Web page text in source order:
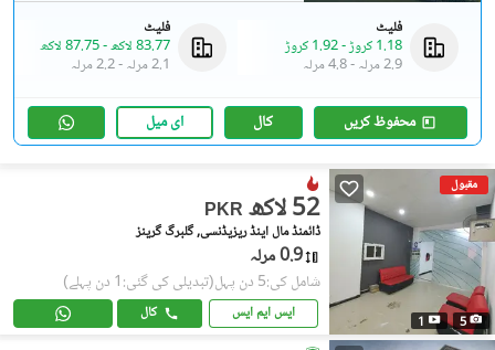
فلیٹ
1.18 کروڑ
-1.92 کروڑ
2.9 مرلہ
-4.8 مرلہ
فلیٹ
83.77 لاکھ
-87.75 لاکھ
2.1 مرلہ
-2.2 مرلہ
محفوظ کریں کال ای میل
مقبول
5
1
PKR 52 لاکھ
ڈائمنڈ مال اینڈ ریزیڈنسی, گلبرگ گرینز
0.9 مرلہ
شامل کی:5 دن پہل (تبدیلی کی گئی:1 دن پہلے)
ایس ایم ایس کال